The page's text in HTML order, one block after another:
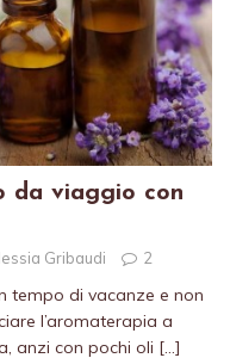
da viaggio con
Gribaudi 2
tempo di vacanze e non
l’aromaterapia a
anzi con pochi oli […]